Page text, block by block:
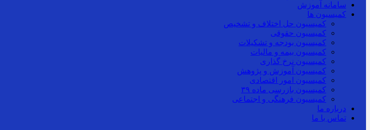
سامانه آموزش
کمیسیون ها
کمیسیون حل اختلاف و تشخیص
کمیسیون حقوقی
کمیسیون بودجه و تشکیلات
کمیسیون بیمه و مالیات
کمیسیون نرخ گذاری
کمیسیون آموزش و پژوهش
کمیسیون امور اقتصادی
کمیسیون بازرسی ماده ۳۹
کمیسیون فرهنگی و اجتماعی
درباره ما
تماس با ما